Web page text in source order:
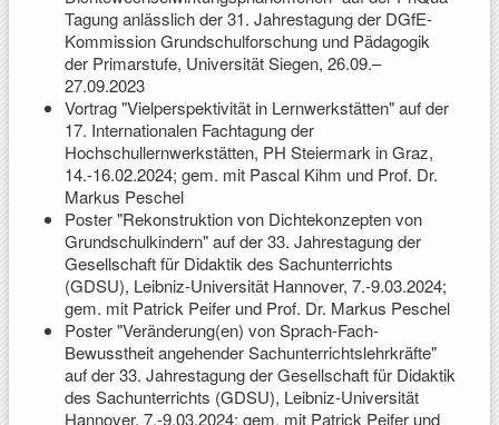
Tagung anlässlich der 31. Jahrestagung der DGfE-
Kommission Grundschulforschung und Pädagogik
der Primarstufe, Universität Siegen, 26.09.–
27.09.2023
Vortrag "Vielperspektivität in Lernwerkstätten" auf der
17. Internationalen Fachtagung der
Hochschullernwerkstätten, PH Steiermark in Graz,
14.-16.02.2024; gem. mit Pascal Kihm und Prof. Dr.
Markus Peschel
Poster "Rekonstruktion von Dichtekonzepten von
Grundschulkindern" auf der 33. Jahrestagung der
Gesellschaft für Didaktik des Sachunterrichts
(GDSU), Leibniz-Universität Hannover, 7.-9.03.2024;
gem. mit Patrick Peifer und Prof. Dr. Markus Peschel
Poster "Veränderung(en) von Sprach-Fach-
Bewusstheit angehender Sachunterrichtslehrkräfte"
auf der 33. Jahrestagung der Gesellschaft für Didaktik
des Sachunterrichts (GDSU), Leibniz-Universität
Hannover, 7.-9.03.2024; gem. mit Patrick Peifer und